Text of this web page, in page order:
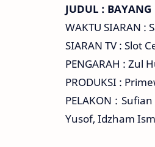
JUDUL : BAYANG
WAKTU SIARAN :
SIARAN TV : Slot
PENGARAH : Zul
PRODUKSI :
PELAKON :
Yusof, Idzham